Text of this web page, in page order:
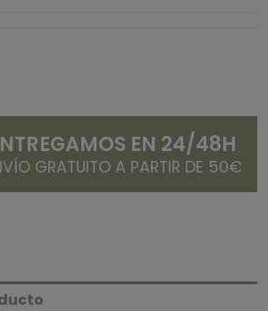
EN 24/48H
GRATUITO A PARTIR DE 50€